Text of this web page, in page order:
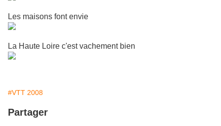
Les maisons font envie
La Haute Loire c'est vachement bien
#VTT 2008
Partager